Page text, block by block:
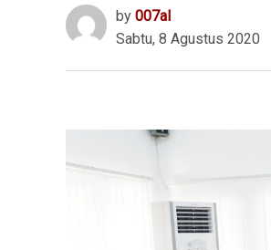
by 007al
Sabtu, 8 Agustus 2020